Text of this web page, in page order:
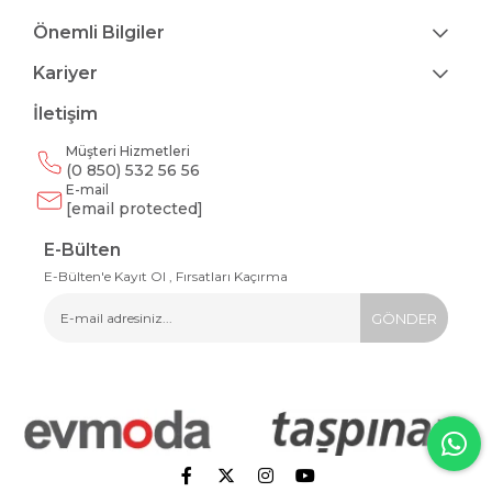
Önemli Bilgiler
Kariyer
İletişim
Müşteri Hizmetleri
(0 850) 532 56 56
E-mail
[email protected]
E-Bülten
E-Bülten'e Kayıt Ol , Fırsatları Kaçırma
GÖNDER